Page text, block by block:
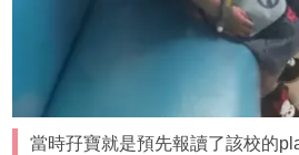
當時孖寶就是預先報讀了該校的